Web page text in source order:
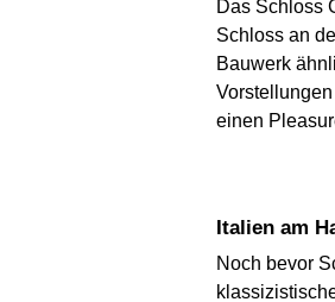
Das Schloss
Schloss an
Bauwerk
einen
Italien am
Noch bevor